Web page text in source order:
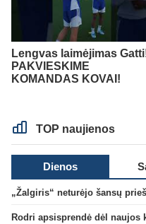
Lengvas laimėjimas
PAKVIESKIME
KOMANDAS KOVAI!
TOP naujienos
Dienos
„Žalgiris“ neturėjo šansų
Rodri apsisprendė dėl naujos